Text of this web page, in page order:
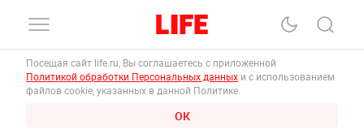
Посещая сайт life.ru, Вы соглашаетесь с приложенной
Политикой обработки Персональных данных и с использованием
файлов cookie, указанных в данной Политике.
ОК